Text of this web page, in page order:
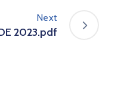
Next
2023.pdf